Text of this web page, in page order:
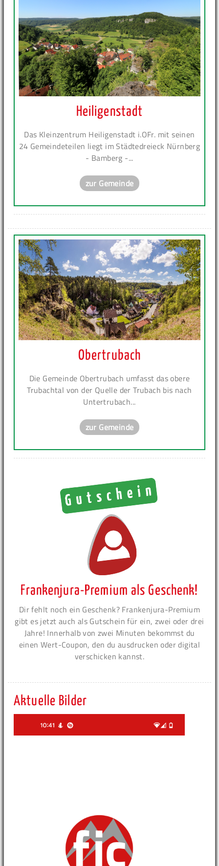
Heiligenstadt
Das Kleinzentrum Heiligenstadt i.OFr. mit seinen
24 Gemeindeteilen liegt im Städtedreieck Nürnberg
- Bamberg -...
zur Gemeinde
Obertrubach
Die Gemeinde Obertrubach umfasst das obere
Trubachtal von der Quelle der Trubach bis nach
Untertrubach...
zur Gemeinde
Frankenjura-Premium als Geschenk!
Dir fehlt noch ein Geschenk? Frankenjura-Premium
gibt es jetzt auch als Gutschein für ein, zwei oder drei
Jahre! Innerhalb von zwei Minuten bekommst du
einen Wert-Coupon, den du ausdrucken oder digital
verschicken kannst.
Aktuelle Bilder